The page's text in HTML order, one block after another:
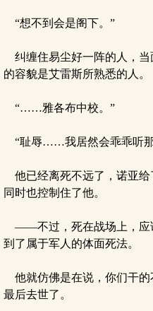
“想不到会是阁下。”
纠缠住易尘好一阵的人，当
的容貌是艾雷斯所熟悉的人。
“……雅各布中校。”
“耻辱……我居然会乖乖听
他已经离死不远了，诺亚给
同时也控制住了他。
——不过，死在战场上，应
到了属于军人的体面死法。
他就仿佛是在说，你们干的
最后去世了。